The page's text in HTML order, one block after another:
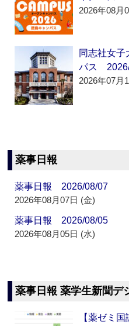
2026年08月
同志社女
パス
2026年07月
薬事日報
薬事日報 2026/08/07
2026年08月07日 (金)
薬事日報 2026/08/05
2026年08月05日 (水)
薬事日報 薬学生新聞デ
【薬ゼミ